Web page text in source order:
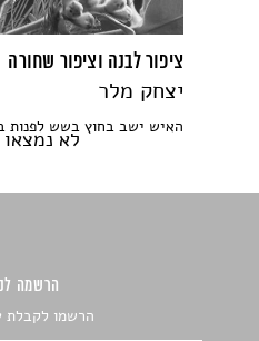
ציפור לבנה וציפור שחורה
יצחק מלר
האיש ישב בחוץ בשש לפנות
לא
הרשמה
הרשמו לקבלת